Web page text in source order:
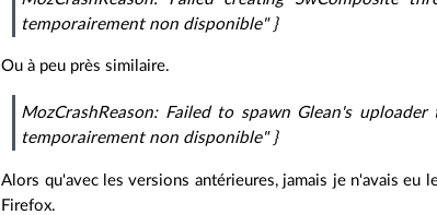
temporairement non disponible" }
Ou à peu près similaire.
MozCrashReason: Failed to spawn Glean's
temporairement non disponible" }
Alors qu'avec les versions antérieures, jamais je n'avais
Firefox.